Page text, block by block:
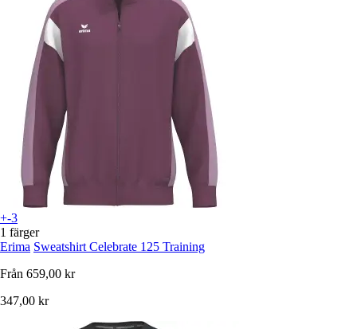
+-3
1 färger
Erima Sweatshirt Celebrate 125 Training
Från 659,00 kr
347,00 kr